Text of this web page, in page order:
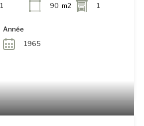
1
90 m2
1
Année
1965